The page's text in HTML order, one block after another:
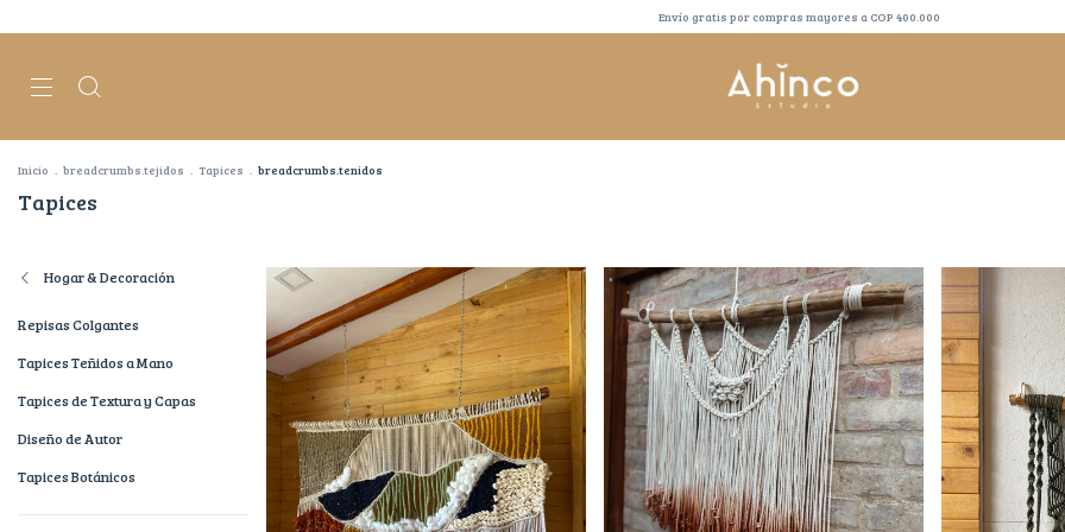
Envío gratis por compras mayores a COP 400.000
Inicio . breadcrumbs.tejidos . Tapices . breadcrumbs.tenidos
Tapices
Hogar & Decoración
Repisas Colgantes
Tapices Teñidos a Mano
Tapices de Textura y Capas
Diseño de Autor
Tapices Botánicos